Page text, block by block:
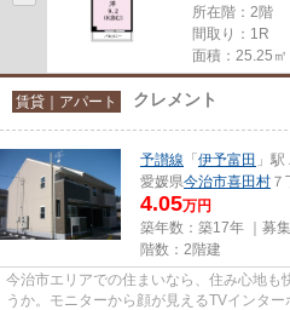
所在階：2階
間取り：1R
面積：25.25㎡
賃貸｜アパート クレメント
予讃線 「 伊予富田 」
愛媛県今治市喜田村
4.05万円
築年数：築17年 ｜募集
階数：2階建
今治市エリアでの住まいなら、住み心地も
うか。モニターから顔が見えるTVインタ